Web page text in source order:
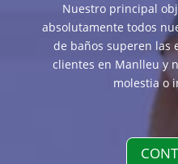
Nuestro principal
absolutamente todos
de baños superen las
clientes en Manlleu y
molestia o